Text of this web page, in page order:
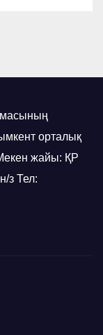
орталық
жайы: ҚР
з Тел: